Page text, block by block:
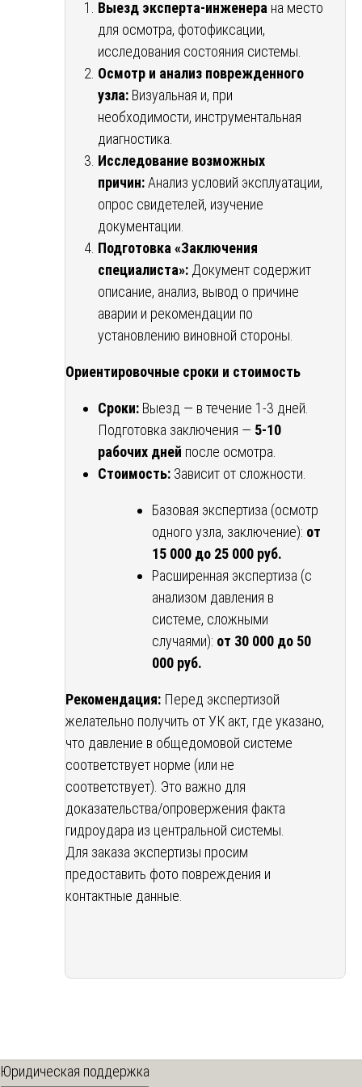
Выезд эксперта-инженера на место
для осмотра, фотофиксации,
исследования состояния системы.
Осмотр и анализ поврежденного
узла: Визуальная и, при
необходимости, инструментальная
диагностика.
Исследование возможных
причин:Анализ условий эксплуатации,
опрос свидетелей, изучение
документации.
Подготовка «Заключения
специалиста»: Документ содержит
описание, анализ, вывод о причине
аварии и рекомендации по
установлению виновной стороны.
Ориентировочные сроки и стоимость
Сроки: Выезд — в течение 1-3 дней.
Подготовка заключения — 5-10
рабочих дней после осмотра.
Стоимость: Зависит от сложности.
Базовая экспертиза (осмотр
одного узла, заключение): от
15 000 до 25 000 руб.
Расширенная экспертиза (с
анализом давления в
системе, сложными
случаями): от 30 000 до 50
000 руб.
Рекомендация: Перед экспертизой
желательно получить от УК акт, где указано,
что давление в общедомовой системе
соответствует норме (или не
соответствует). Это важно для
доказательства/опровержения факта
гидроудара из центральной системы.
Для заказа экспертизы просим
предоставить фото повреждения и
контактные данные.
Юридическая поддержка